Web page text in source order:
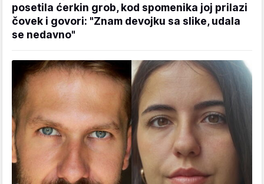
posetila ćerkin grob, kod spomenika joj prilazi
čovek i govori: "Znam devojku sa slike, udala
se nedavno"